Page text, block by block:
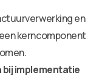
en
kerncomponent
implementatie